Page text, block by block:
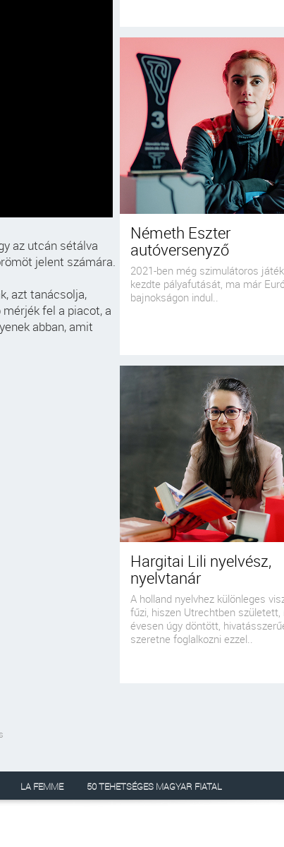
az utcán sétálva
jelent számára.
azt tanácsolja,
fel a piacot, a
abban, amit
Németh Eszter
autóversenyző
2021-ben még szimulátoros
kezdte pályafutását, ma már
bajnokságon indul..
Hargitai Lili nyelvész,
nyelvtanár
A holland nyelvhez különleges
fűzi, hiszen Utrechtben született,
évesen úgy döntött,
szeretne foglalkozni ezzel..
LA FEMME 50 TEHETSÉGES MAGYAR FIATAL